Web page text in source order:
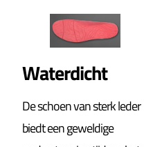
Waterdicht
De schoen van sterk leder
biedt een geweldige